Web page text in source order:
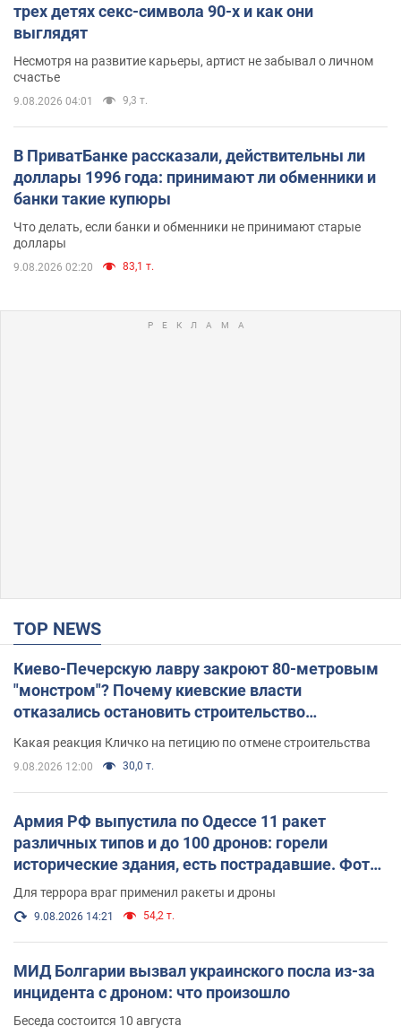
трех детях секс-символа 90-х и как они
выглядят
Несмотря на развитие карьеры, артист не забывал о личном
счастье
9.08.2026 04:01 9,3 т.
В ПриватБанке рассказали, действительны ли
доллары 1996 года: принимают ли обменники и
банки такие купюры
Что делать, если банки и обменники не принимают старые
доллары
9.08.2026 02:20 83,1 т.
TOP NEWS
Киево-Печерскую лавру закроют 80-метровым
"монстром"? Почему киевские власти
отказались остановить строительство
Какая реакция Кличко на петицию по отмене строительства
9.08.2026 12:00 30,0 т.
Армия РФ выпустила по Одессе 11 ракет
различных типов и до 100 дронов: горели
исторические здания, есть пострадавшие. Фото
и видео
Для террора враг применил ракеты и дроны
9.08.2026 14:21 54,2 т.
МИД Болгарии вызвал украинского посла из-за
инцидента с дроном: что произошло
Беседа состоится 10 августа